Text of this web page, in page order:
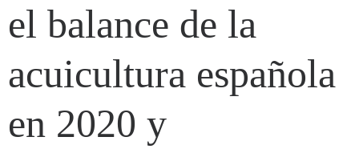
el balance de la
acuicultura española
en 2020 y